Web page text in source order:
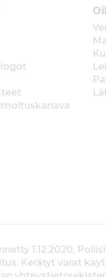
logot
1.12.2020,
Kerätyt varat